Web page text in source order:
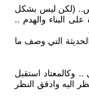
(لكن ليس بشكل
البناء والهدم ..
التي وصف ما
وكالمعتاد استقبل
اليه وادقق النظر